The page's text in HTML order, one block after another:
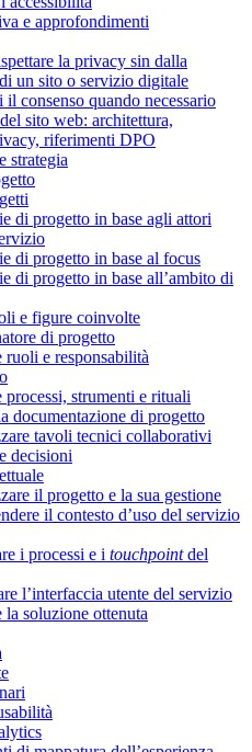
e approfondimenti
la privacy sin dalla
un sito o servizio digitale
consenso quando necessario
sito web: architettura,
riferimenti DPO
strategia
di progetto in base agli attori
di progetto in base al focus
di progetto in base all’ambito di
e figure coinvolte
di progetto
e responsabilità
strumenti e rituali
documentazione di progetto
tavoli tecnici collaborativi
decisioni
il progetto e la sua gestione
il contesto d’uso del servizio
i processi e i touchpointdel
l’interfaccia utente del servizio
soluzione ottenuta